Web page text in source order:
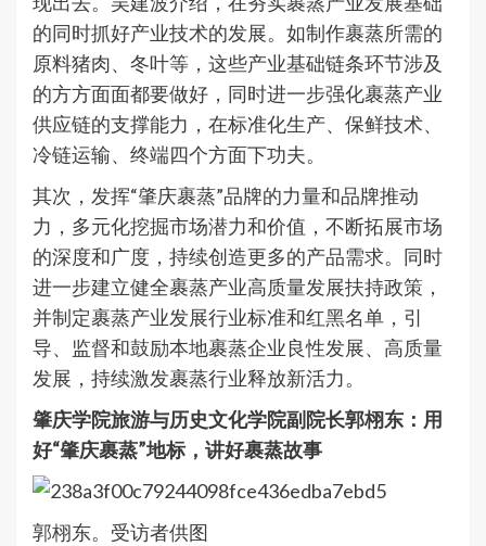
的同时抓好产业技术的发展。如制作裹蒸所需的
原料猪肉、冬叶等，这些产业基础链条环节涉及
的方方面面都要做好，同时进一步强化裹蒸产业
供应链的支撑能力，在标准化生产、保鲜技术、
冷链运输、终端四个方面下功夫。
其次，发挥“肇庆裹蒸”品牌的力量和品牌推动
力，多元化挖掘市场潜力和价值，不断拓展市场
的深度和广度，持续创造更多的产品需求。同时
进一步建立健全裹蒸产业高质量发展扶持政策，
并制定裹蒸产业发展行业标准和红黑名单，引
导、监督和鼓励本地裹蒸企业良性发展、高质量
发展，持续激发裹蒸行业释放新活力。
肇庆学院旅游与历史文化学院副院长郭栩东：用
好“肇庆裹蒸”地标，讲好裹蒸故事
郭栩东。受访者供图